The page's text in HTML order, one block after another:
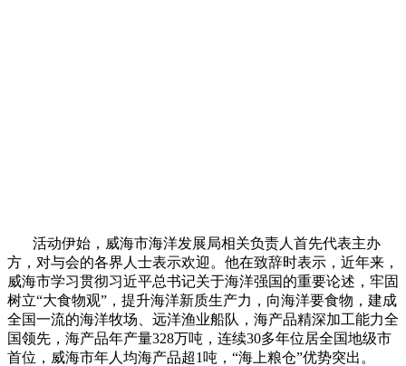
活动伊始，威海市海洋发展局相关负责人首先代表主办
方，对与会的各界人士表示欢迎。他在致辞时表示，近年来，
威海市学习贯彻习近平总书记关于海洋强国的重要论述，牢固
树立“大食物观”，提升海洋新质生产力，向海洋要食物，建成
全国一流的海洋牧场、远洋渔业船队，海产品精深加工能力全
国领先，海产品年产量328万吨，连续30多年位居全国地级市
首位，威海市年人均海产品超1吨，“海上粮仓”优势突出。